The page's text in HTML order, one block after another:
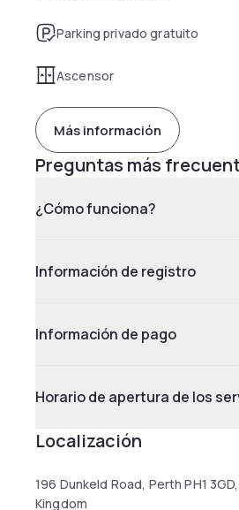
Parking privado gratuito
Ascensor
Más información
Preguntas más
¿Cómo funciona?
Información de registro
Información de pago
Horario de apertura de los
Localización
196 Dunkeld Road, Perth PH1
Kingdom